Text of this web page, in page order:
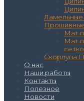
Ламельные
Мат
Мат
Скорлупа
О нас
Наши работы
Контакты
Полезное
Новости